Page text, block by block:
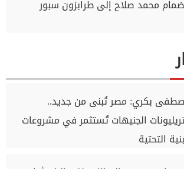
محمد صلاح إلى طرابزون سبور
بكري: مصر تُبنى من جديد..
الجنيهات تُستثمر في مشروعات
التحتية